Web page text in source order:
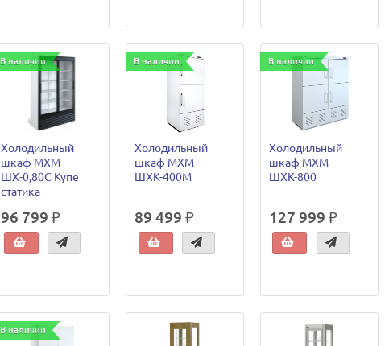
В наличии
Холодильный
шкаф МХМ
ШХ-0,80С Купе
статика
96 799 ₽
В наличии
Холодильный
шкаф МХМ
ШХК-400М
89 499 ₽
В наличии
Холодильный
шкаф МХМ
ШХК-800
127 999 ₽
В наличии